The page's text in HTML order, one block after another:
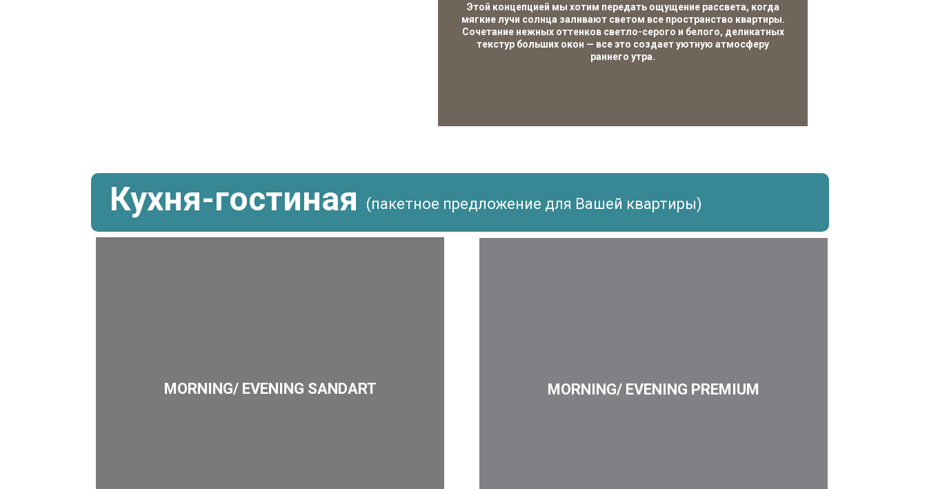
Этой концепцией мы хотим передать ощущение рассвета, когда
мягкие лучи солнца заливают светом все пространство квартиры.
Сочетание нежных оттенков светло-серого и белого, деликатных
текстур больших окон — все это создает уютную атмосферу
раннего утра.
(пакетное предложение для Вашей квартиры)
Кухня-гостиная
MORNING/ EVENING PREMIUM
MORNING/ EVENING SANDART